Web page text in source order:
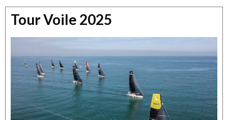
Tour Voile 2025